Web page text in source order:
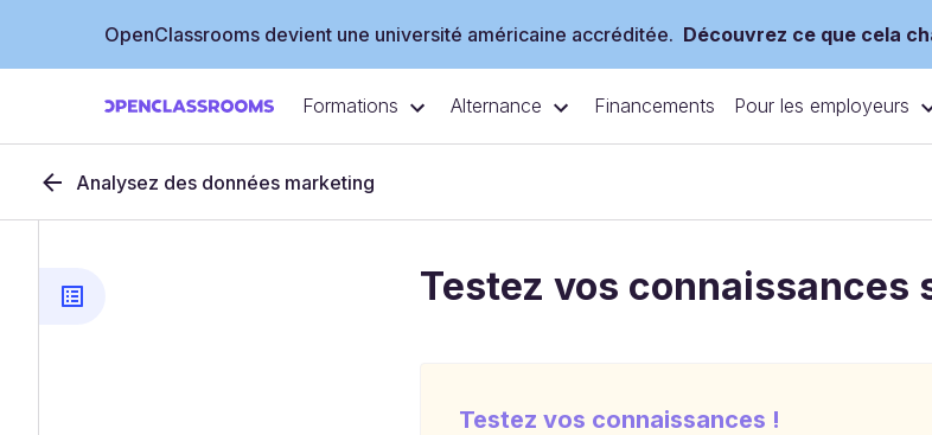
OpenClassrooms devient une université américaine accréditée. Découvrez ce que cela
Formations Alternance Financements Pour les employeurs
Analysez des données marketing
Testez vos connaissances
Testez vos connaissances !